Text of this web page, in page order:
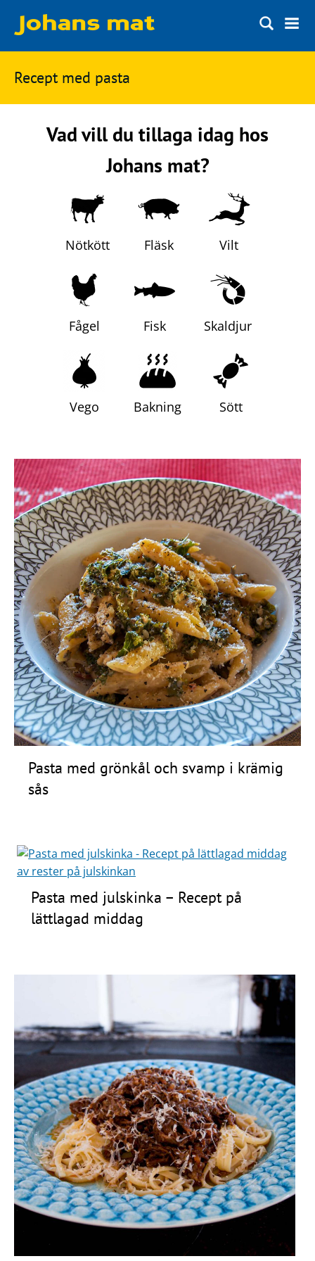
Matbloggen
Innertemperaturer
Ingredienser
Matsnack
Topplistan
Bryggerier
Ölprovning
Sök
på
Johans
Recept med pasta
Vad vill du tillaga idag hos
Johans mat?
Nötkött Fläsk Vilt
Fågel Fisk Skaldjur
Vego Bakning Sött
Pasta med grönkål och svamp i krämig
sås
Pasta med julskinka – Recept på
lättlagad middag